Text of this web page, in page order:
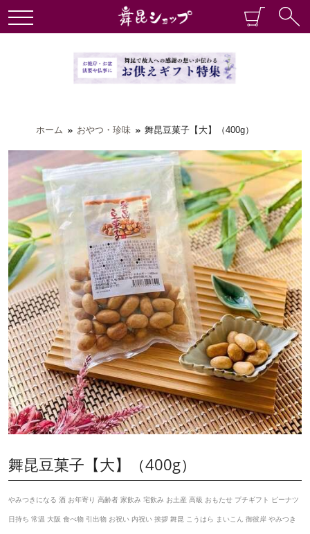
ホーム おやつ・珍味 舞昆豆菓子【大】（400g）
舞昆豆菓子【大】（400g）
やみつきになる 酒 お年寄り 高齢者 家飲み 宅飲み お土産 高級 おもたせ プチギフト ピーナツ
日持ち 常温 大阪 食べ物 引出物 お祝い 内祝い 挨拶 舞昆 こうはら まいこん 御彼岸 やみつき